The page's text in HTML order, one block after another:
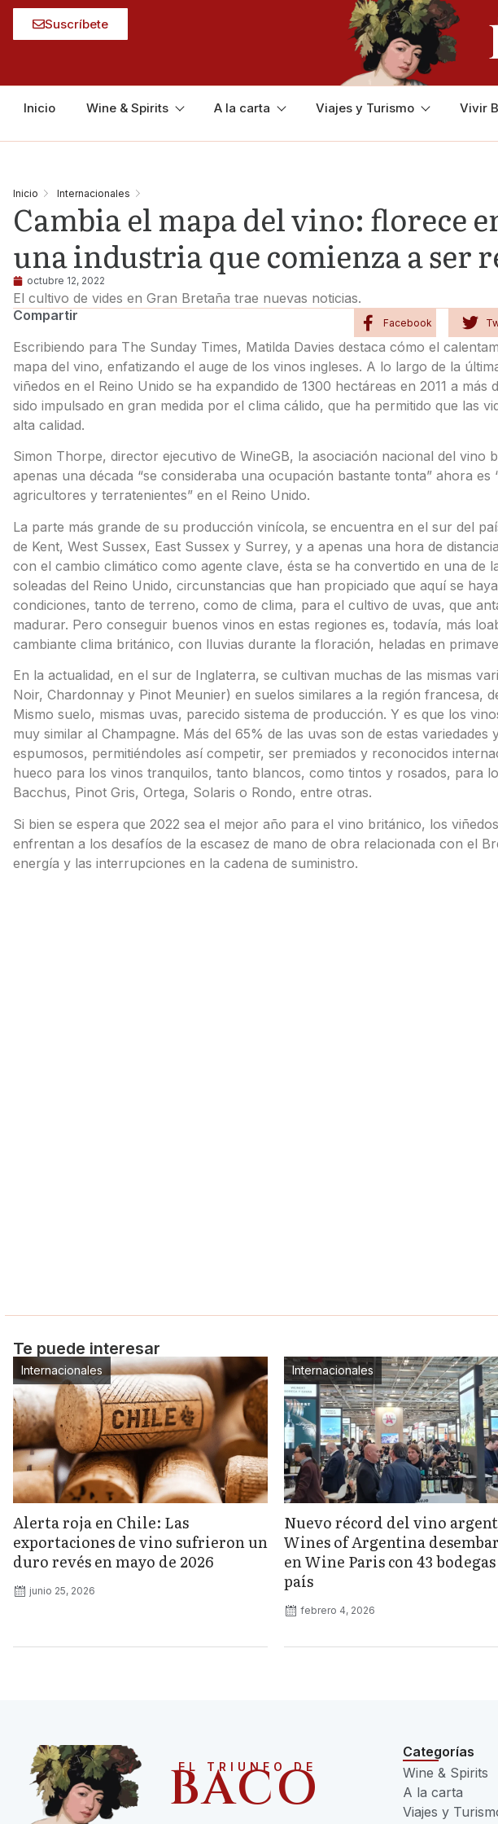
Suscríbete
Inicio Wine & Spirits A la carta Viajes y Turismo Vivir
Inicio Internacionales
Cambia el mapa del vino: florece
una industria que comienza a ser
octubre 12, 2022
El cultivo de vides en Gran Bretaña trae nuevas noticias.
Compartir
Facebook
Escribiendo para The Sunday Times, Matilda Davies destaca cómo el
mapa del vino, enfatizando el auge de los vinos ingleses. A lo largo de la
viñedos en el Reino Unido se ha expandido de 1300 hectáreas en 2011 a
sido impulsado en gran medida por el clima cálido, que ha permitido que las
alta calidad.
Simon Thorpe, director ejecutivo de WineGB, la asociación nacional del vino
apenas una década “se consideraba una ocupación bastante tonta” ahora
agricultores y terratenientes” en el Reino Unido.
La parte más grande de su producción vinícola, se encuentra en el sur del
de Kent, West Sussex, East Sussex y Surrey, y a apenas una hora de
con el cambio climático como agente clave, ésta se ha convertido en una de
soleadas del Reino Unido, circunstancias que han propiciado que aquí se
condiciones, tanto de terreno, como de clima, para el cultivo de uvas, que
madurar. Pero conseguir buenos vinos en estas regiones es, todavía, más
cambiante clima británico, con lluvias durante la floración, heladas en
En la actualidad, en el sur de Inglaterra, se cultivan muchas de las mismas
Noir, Chardonnay y Pinot Meunier) en suelos similares a la región francesa,
Mismo suelo, mismas uvas, parecido sistema de producción. Y es que los
muy similar al Champagne. Más del 65% de las uvas son de estas
espumosos, permitiéndoles así competir, ser premiados y reconocidos
hueco para los vinos tranquilos, tanto blancos, como tintos y rosados, para
Bacchus, Pinot Gris, Ortega, Solaris o Rondo, entre otras.
Si bien se espera que 2022 sea el mejor año para el vino británico, los
enfrentan a los desafíos de la escasez de mano de obra relacionada con el
energía y las interrupciones en la cadena de suministro.
Te puede interesar
Internacionales
Alerta roja en Chile: Las
exportaciones de vino sufrieron un
duro revés en mayo de 2026
junio 25, 2026
Internacionales
Nuevo récord del vino
Wines of Argentina
en Wine Paris con 43
país
febrero 4, 2026
EL TRIUNFO DE
BACO
Categorías
Wine & Spirits
A la carta
Viajes y